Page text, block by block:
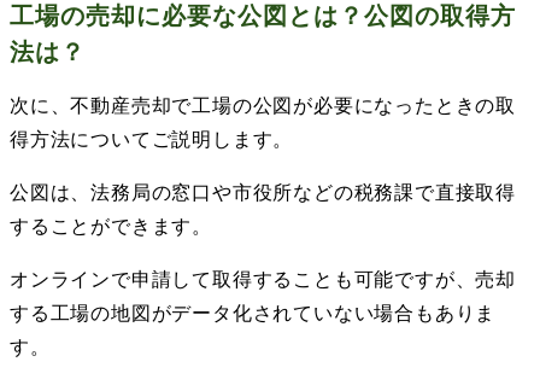
工場の売却に必要な公図とは？公図の取得方
法は？
次に、不動産売却で工場の公図が必要になったときの取
得方法についてご説明します。
公図は、法務局の窓口や市役所などの税務課で直接取得
することができます。
オンラインで申請して取得することも可能ですが、売却
する工場の地図がデータ化されていない場合もありま
す。